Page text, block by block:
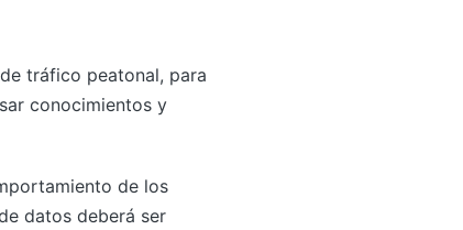
tráfico peatonal, para
conocimientos y
de los
datos deberá ser